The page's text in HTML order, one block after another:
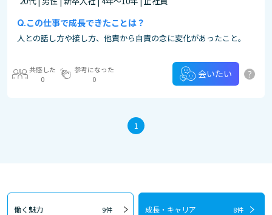
この仕事で成長できたことは？
人との話し方や接し方、他責から自責の念に変化があったこと。
共感した
0
参考になった
0
会いたい ?
1
働く魅力 9件 成長・キャリア 8件